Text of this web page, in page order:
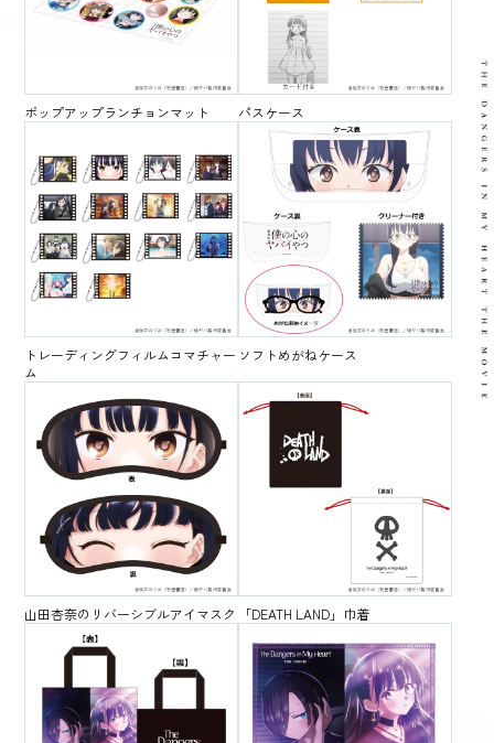
OFFICIAL SNS
ポップアップランチョンマット パスケース
トレーディングフィルムコマチャー
ム
ソフトめがねケース
山田杏奈のリバーシブルアイマスク 「DEATH LAND」巾着